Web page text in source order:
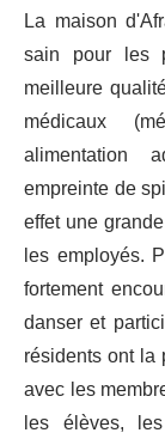
La maison
sain pour les
meilleure
médicaux
alimentation
empreinte de
effet une
les employés.
fortement
danser et
résidents ont
avec les
les élèves,